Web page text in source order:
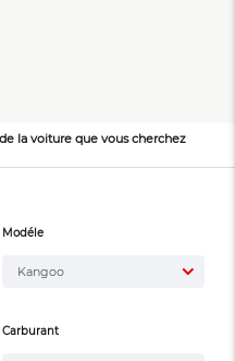
la voiture que vous cherchez
Modéle
Kangoo
Carburant